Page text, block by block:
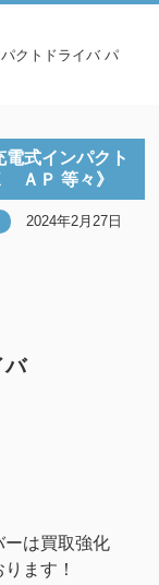
クトドライバ パ
電式インパクト
ＡＰ 等々》
2024年2月27日
バ
ーは買取強化
ます！